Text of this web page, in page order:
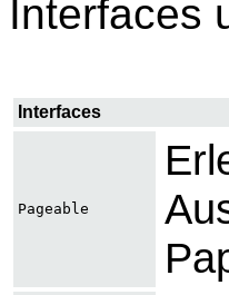
Interfaces
Interfaces
Pageable